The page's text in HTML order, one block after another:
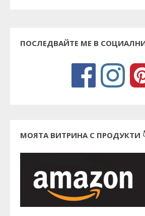
ПОСЛЕДВАЙТЕ МЕ В
МОЯТА ВИТРИНА С ПРОДУКТИ